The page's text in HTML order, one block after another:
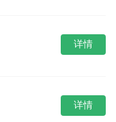
详情
详情